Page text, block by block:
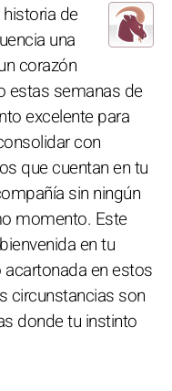
de
una
corazón
estas semanas de
excelente para
con
que cuentan en tu
sin ningún
momento. Este
en tu
en estos
circunstancias son
donde tu instinto